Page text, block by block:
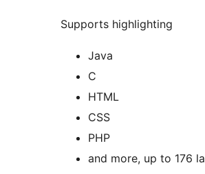
Supports highlighting
Java
C
HTML
CSS
PHP
and more, up to 176